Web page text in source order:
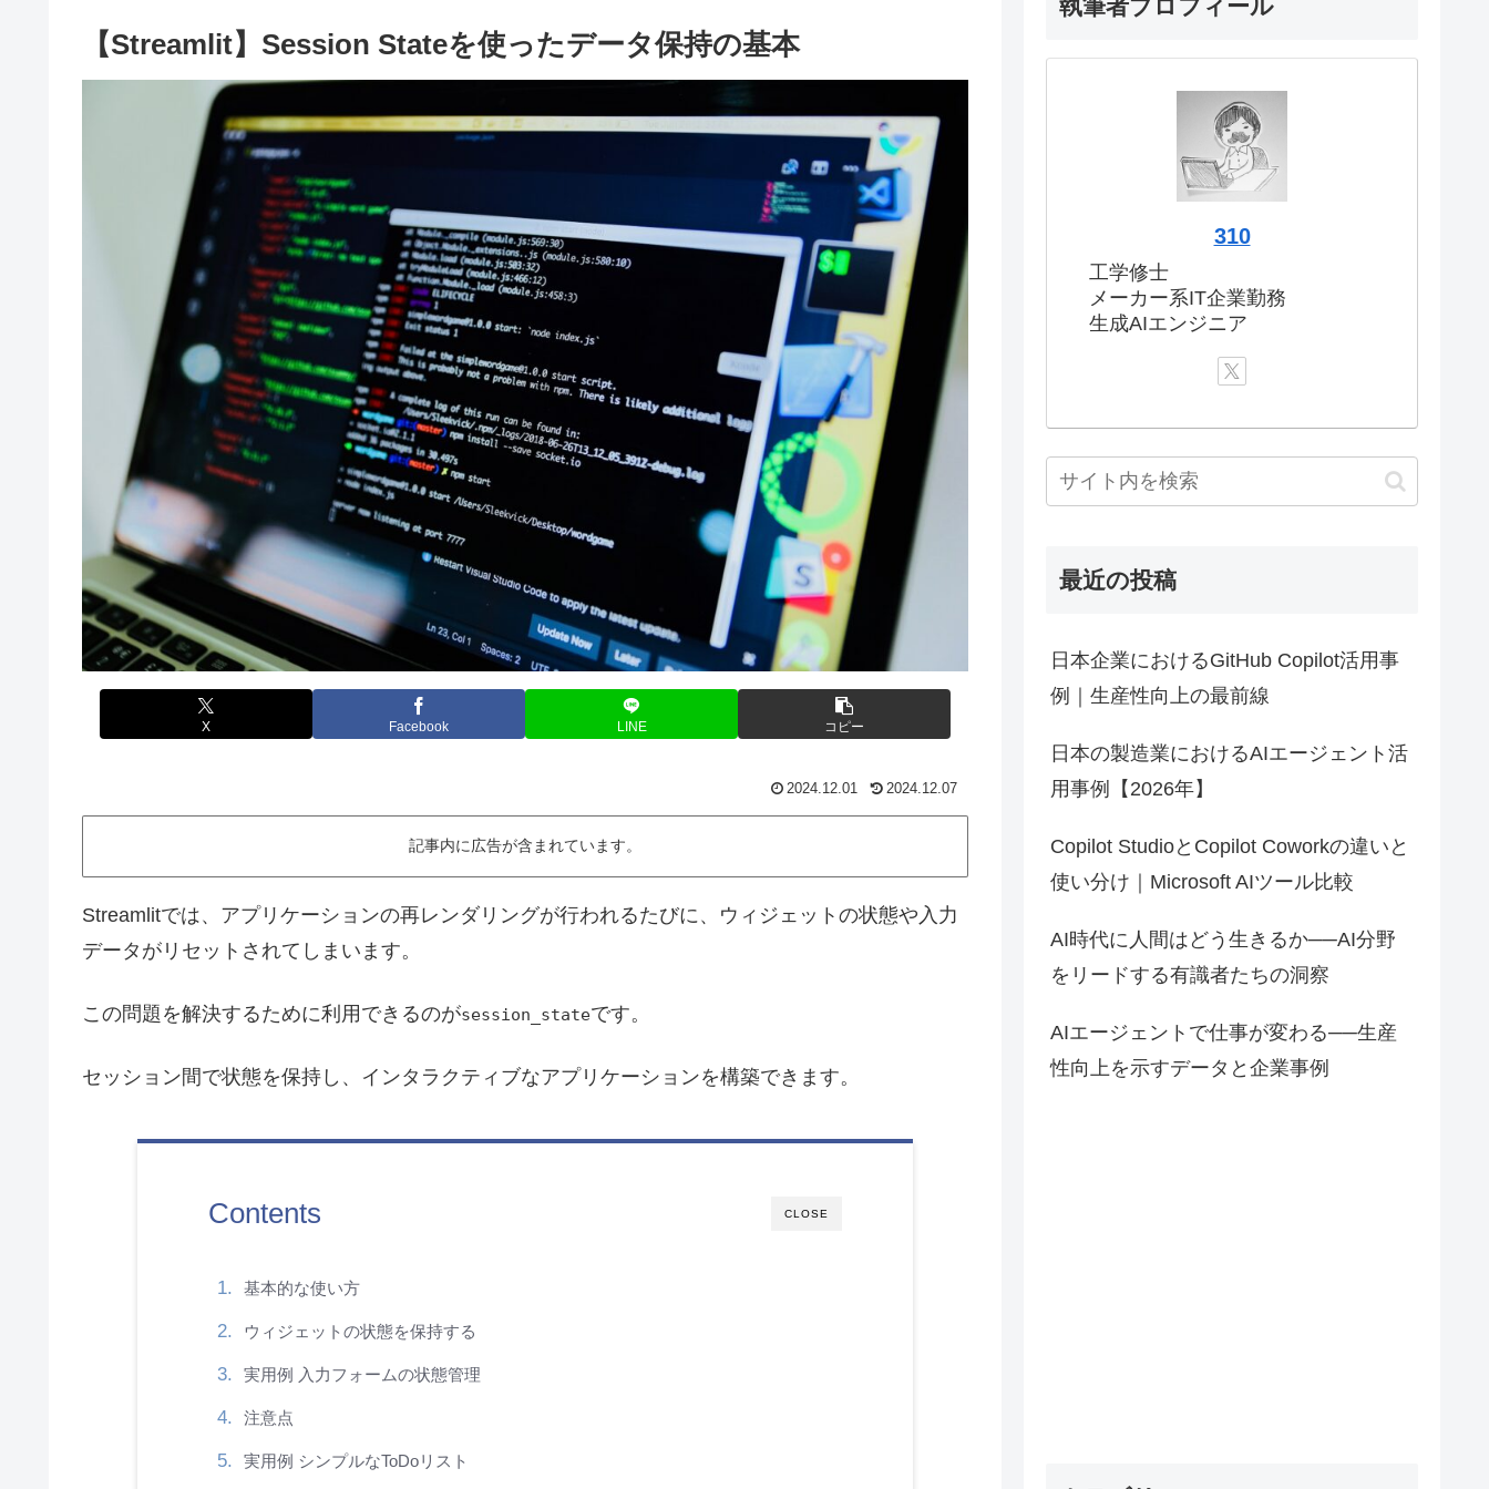
【Streamlit】Session Stateを使ったデータ保持の基本
X Facebook LINE コピー
2024.12.01 2024.12.07
記事内に広告が含まれています。
Streamlitでは、アプリケーションの再レンダリングが行われるたびに、ウィジェットの状態や入力
データがリセットされてしまいます。
この問題を解決するために利用できるのがsession_stateです。
セッション間で状態を保持し、インタラクティブなアプリケーションを構築できます。
CLOSE
Contents
基本的な使い方
ウィジェットの状態を保持する
実用例 入力フォームの状態管理
注意点
実用例 シンプルなToDoリスト
執筆者プロフィール
310
工学修士
メーカー系IT企業勤務
生成AIエンジニア
最近の投稿
日本企業におけるGitHub Copilot活用事
例｜生産性向上の最前線
日本の製造業におけるAIエージェント活
用事例【2026年】
Copilot StudioとCopilot Coworkの違いと
使い分け｜Microsoft AIツール比較
AI時代に人間はどう生きるか──AI分野
をリードする有識者たちの洞察
AIエージェントで仕事が変わる──生産
性向上を示すデータと企業事例